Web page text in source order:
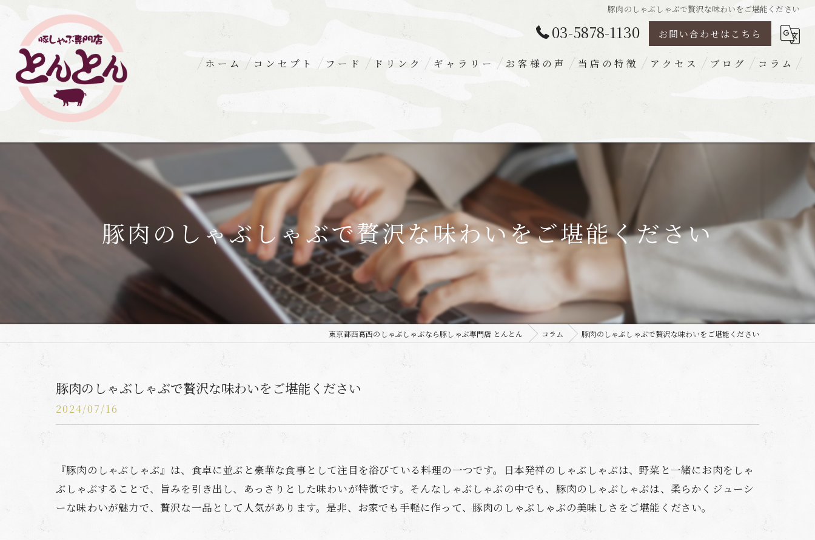
豚肉のしゃぶしゃぶで贅沢な味わいをご堪能ください
03-5878-1130 お問い合わせはこちら
ホーム コンセプト フード ドリンク ギャラリー お客様の声 当店の特徴
豚肉
宴会
梅出汁
アクセス ブログ コラム
豚肉のしゃぶしゃぶで贅沢な味わいをご堪能ください
東京都西葛西のしゃぶしゃぶなら豚しゃぶ専門店 とんとん コラム 豚肉のしゃぶしゃぶで贅沢な味わいをご堪能ください
豚肉のしゃぶしゃぶで贅沢な味わいをご堪能ください
2024/07/16
『豚肉のしゃぶしゃぶ』は、食卓に並ぶと豪華な食事として注目を浴びている料理の一つです。日本発祥のしゃぶしゃぶは、野菜と一緒にお肉をしゃ
ぶしゃぶすることで、旨みを引き出し、あっさりとした味わいが特徴です。そんなしゃぶしゃぶの中でも、豚肉のしゃぶしゃぶは、柔らかくジューシ
ーな味わいが魅力で、贅沢な一品として人気があります。是非、お家でも手軽に作って、豚肉のしゃぶしゃぶの美味しさをご堪能ください。